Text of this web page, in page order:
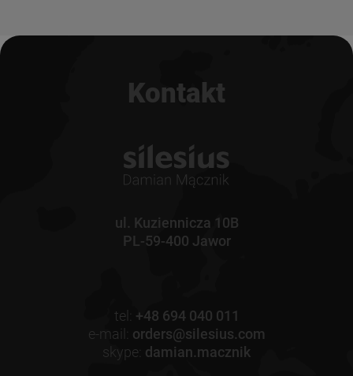
Kontakt
ul. Kuziennicza 10B
PL-59-400 Jawor
tel: +48 694 040 011
e-mail: orders@silesius.com
skype: damian.macznik